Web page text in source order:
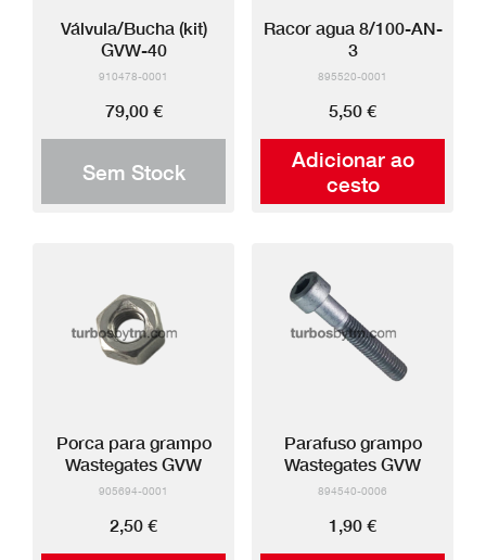
Sem Stock
Válvula/Bucha (kit)
GVW-40
910478-0001
79,00 €
Adicionar ao
cesto
Racor agua 8/100-AN-
3
895520-0001
5,50 €
Porca para grampo
Wastegates GVW
905694-0001
2,50 €
Parafuso grampo
Wastegates GVW
894540-0006
1,90 €